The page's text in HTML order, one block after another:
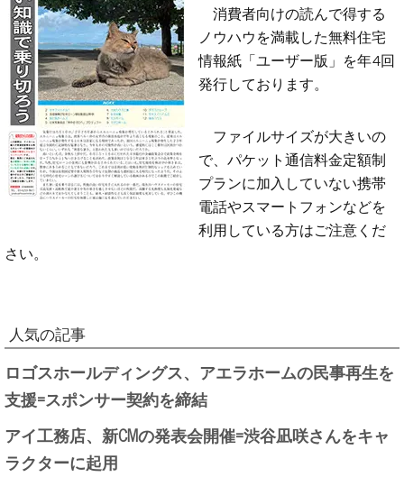
消費者向けの読んで得する
ノウハウを満載した無料住宅
情報紙「ユーザー版」を年4回
発行しております。
ファイルサイズが大きいの
で、パケット通信料金定額制
プランに加入していない携帯
電話やスマートフォンなどを
利用している方はご注意くだ
さい。
人気の記事
ロゴスホールディングス、アエラホームの民事再生を
支援=スポンサー契約を締結
アイ工務店、新CMの発表会開催=渋谷凪咲さんをキャ
ラクターに起用